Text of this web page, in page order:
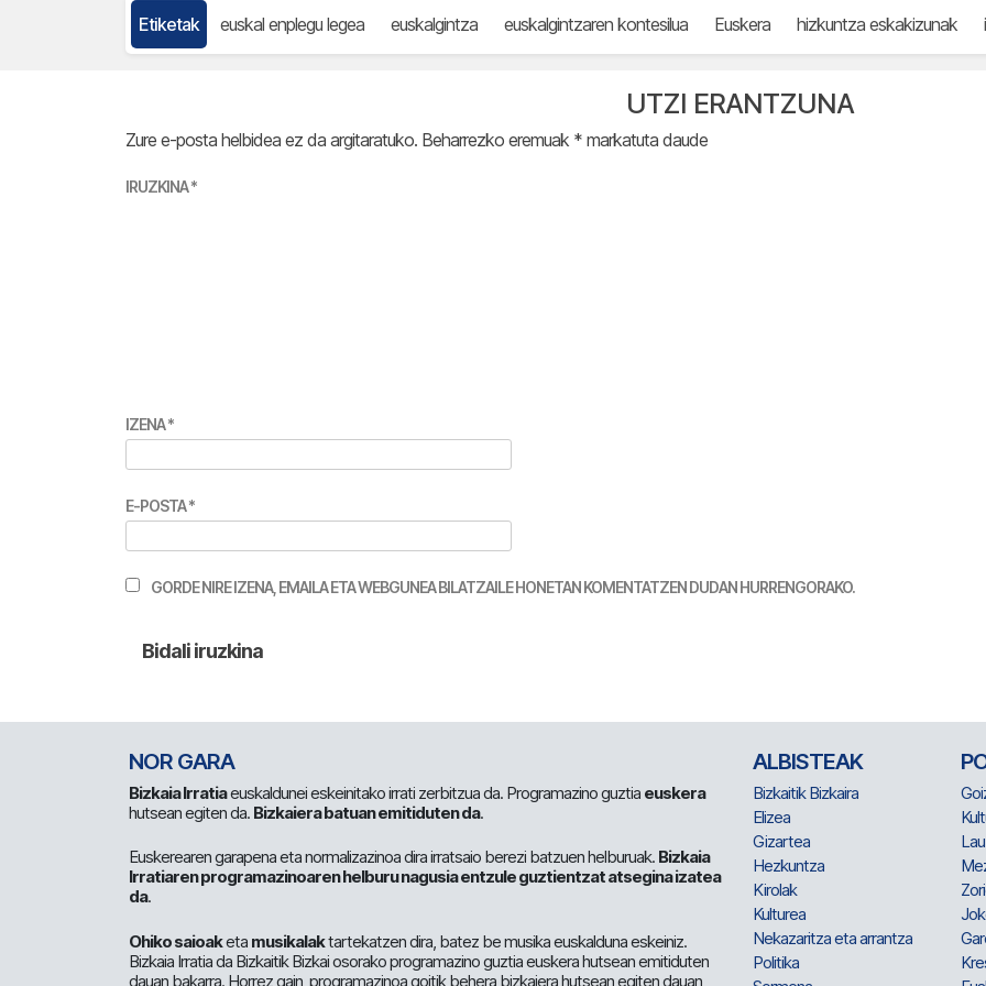
Etiketak euskal enplegu legea euskalgintza euskalgintzaren kontesilua Euskera hizkuntza eskakizunak
UTZI ERANTZUNA
Zure e-posta helbidea ez da argitaratuko. Beharrezko eremuak * markatuta daude
IRUZKINA*
IZENA*
E-POSTA*
GORDE NIRE IZENA, EMAILA ETA WEBGUNEA BILATZAILE HONETAN KOMENTATZEN DUDAN HURRENGORAKO.
NOR GARA
Bizkaia Irratiaeuskaldunei eskeinitako irrati zerbitzua da. Programazino guztia euskera
hutsean egiten da. Bizkaiera batuan emitiduten da.
Euskerearen garapena eta normalizazinoa dira irratsaio berezi batzuen helburuak. Bizkaia
Irratiaren programazinoaren helburu nagusia entzule guztientzat atsegina izatea
da.
Ohiko saioaketa musikalaktartekatzen dira, batez be musika euskalduna eskeiniz.
Bizkaia Irratia da Bizkaitik Bizkai osorako programazino guztia euskera hutsean emitiduten
dauan bakarra. Horrez gain, programazinoa goitik behera bizkaiera hutsean egiten dauan
ALBISTEAK
Bizkaitik Bizkaira
Elizea
Gizartea
Hezkuntza
Kirolak
Kulturea
Nekazaritza eta arrantza
Politika